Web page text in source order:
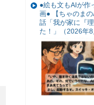
●絵も文もAIが作
画● 【ちゃのま
話「我が家に『
た！」（2026年8